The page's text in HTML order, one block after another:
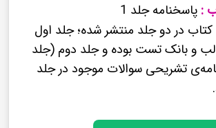
: پاسخنامه جلد 1
کتاب در دو جلد منتشر شده؛ جلد اول
و بانک تست بوده و جلد دوم (جلد
تشریحی سوالات موجود در جلد